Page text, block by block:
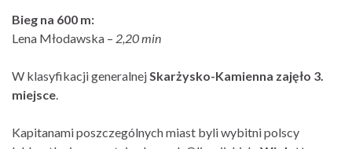
Bieg na 600 m:
Lena Młodawska – 2,20 min
W klasyfikacji generalnejSkarżysko-Kamienna zajęło 3.
miejsce.
Kapitanami poszczególnych miast byli wybitni polscy